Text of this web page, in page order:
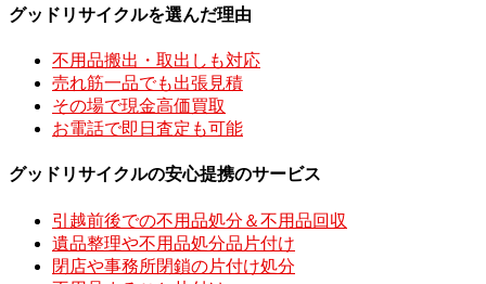
グッドリサイクルを選んだ理由
不用品搬出・取出しも対応
売れ筋一品でも出張見積
その場で現金高価買取
お電話で即日査定も可能
グッドリサイクルの安心提携のサービス
引越前後での不用品処分＆不用品回収
遺品整理や不用品処分品片付け
閉店や事務所閉鎖の片付け処分